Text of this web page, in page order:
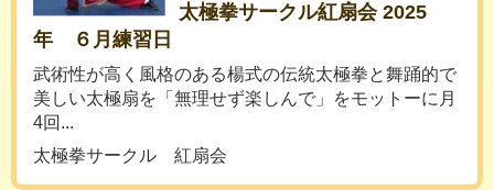
太極拳サークル紅扇会 2025
年 ６月練習日
武術性が高く風格のある楊式の伝統太極拳と舞踊的で
美しい太極扇を「無理せず楽しんで」をモットーに月
4回...
太極拳サークル 紅扇会